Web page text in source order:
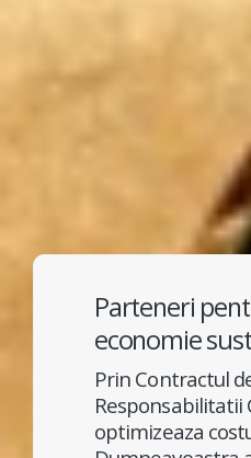
Parteneri
economie
Prin Contractul
Responsabilitatii
optimizeaza